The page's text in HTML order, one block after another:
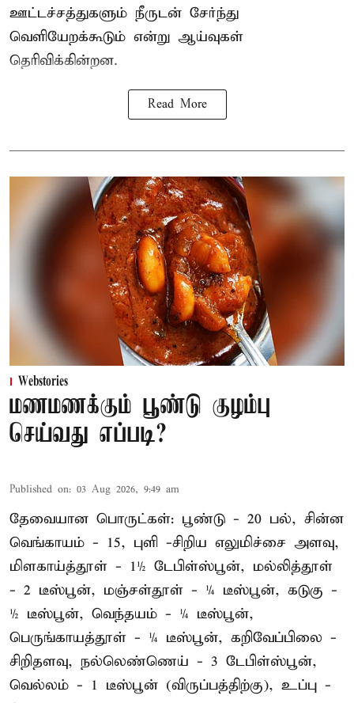
ஊட்டச்சத்துகளும் நீருடன் சேர்ந்து
வெளியேறக்கூடும் என்று ஆய்வுகள்
தெரிவிக்கின்றன.
Read More
Webstories
மணமணக்கும் பூண்டு குழம்பு
செய்வது எப்படி?
Published on: 03 Aug 2026, 9:49 am
தேவையான பொருட்கள்: பூண்டு - 20 பல், சின்ன
வெங்காயம் - 15, புளி -சிறிய எலுமிச்சை அளவு,
மிளகாய்த்தூள் - 1½ டேபிள்ஸ்பூன், மல்லித்தூள்
- 2 டீஸ்பூன், மஞ்சள்தூள் - ¼ டீஸ்பூன், கடுகு -
½ டீஸ்பூன், வெந்தயம் - ¼ டீஸ்பூன்,
பெருங்காயத்தூள் - ¼ டீஸ்பூன், கறிவேப்பிலை -
சிறிதளவு, நல்லெண்ணெய் - 3 டேபிள்ஸ்பூன்,
வெல்லம் - 1 டீஸ்பூன் (விருப்பத்திற்கு), உப்பு -